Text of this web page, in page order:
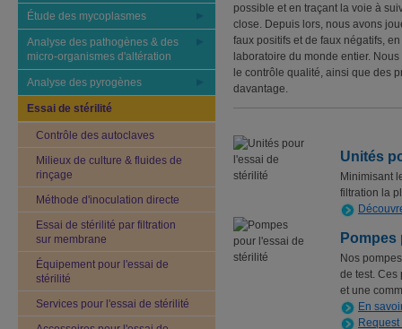
Étude des mycoplasmes
Analyse des pathogènes & des
micro-organismes d'altération
Analyse des pyrogènes
Essai de stérilité
Contrôle des autoclaves
Milieux de culture & fluides de
rinçage
Méthode d'inoculation directe
Essai de stérilité par filtration
sur membrane
Équipement pour l'essai de
stérilité
Services pour l'essai de stérilité
possible et en traçant la voie à
close. Depuis lors, nous avons
faux positifs et de faux négatifs,
laboratoire du monde entier.
le contrôle qualité, ainsi que des
davantage.
Unités
Minimisant
filtration la
Nos
de test. Ces
et une
En